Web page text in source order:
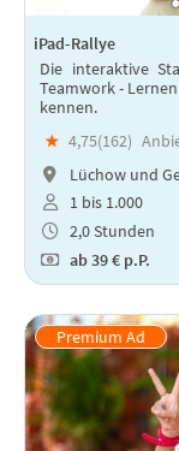
iPad-Rallye
Die interaktive
Teamwork -
kennen.
★ 4,75(162)
Lüchow und
1 bis 1.000
2,0 Stunden
ab39 € p.P.